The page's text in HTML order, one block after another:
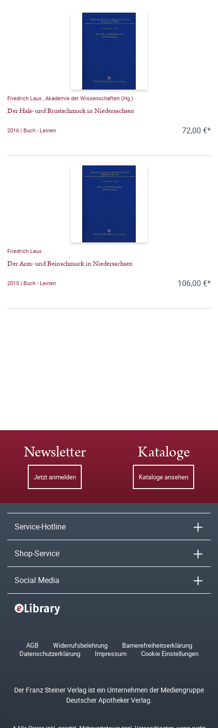
Friedrich Laux Akademie der Wissenschaften (Hg.)
Der Hals- und Brustschmuck in Niedersachsen
2016 | Buch - Leinen 72,00 €*
Friedrich Laux
Der Arm- und Beinschmuck in Niedersachsen
2015 | Buch - Leinen 106,00 €*
Newsletter
Jetzt anmelden
Kataloge
Kataloge ansehen
Service-Hotline
Shop-Service
Social Media
AGB Widerrufsbelehrung
Barrierefreiheitserklärung
Datenschutzerklärung
Impressum Cookie Einstellungen
Der Franz Steiner Verlag ist ein Unternehmen der Mediengruppe
Deutscher Apotheker Verlag.